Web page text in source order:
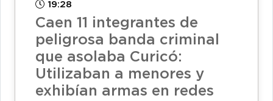
19:28
Caen 11 integrantes de
peligrosa banda criminal
que asolaba Curicó:
Utilizaban a menores y
exhibían armas en redes